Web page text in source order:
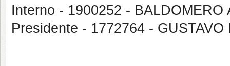
Interno - 1900252 - BALDOMERO
Presidente - 1772764 -